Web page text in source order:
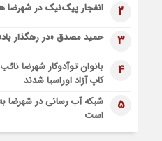
اعزام موکب بقیه الله الاعظم
قطار زیارتی مشهد مقدس در
2 انفجار پیک‌نیک در
3 حمید مصدق «در رهگذار
4
بانوان توآدوکار شهرضا
کاپ آزاد اوراسیا شدند
5
شبکه آب رسانی در شهرضا
است